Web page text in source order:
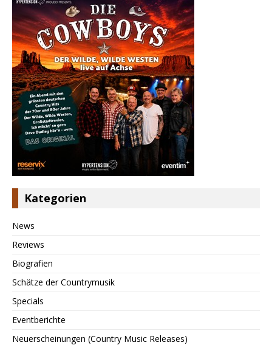
Kategorien
News
Reviews
Biografien
Schätze der Countrymusik
Specials
Eventberichte
Neuerscheinungen (Country Music Releases)